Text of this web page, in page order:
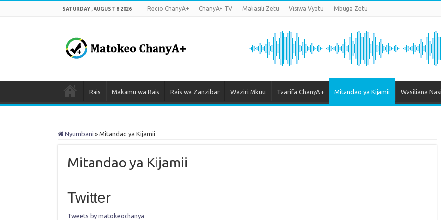
SATURDAY , AUGUST 8 2026 Redio ChanyA+ ChanyA+ TV Maliasili Zetu Visiwa Vyetu Mbuga Zetu
Rais Makamu wa Rais Rais wa Zanzibar Waziri Mkuu Taarifa ChanyA+ Mitandao ya Kijamii Wasiliana Nasi
Nyumbani » Mitandao ya Kijamii
Mitandao ya Kijamii
Twitter
Tweets by matokeochanya